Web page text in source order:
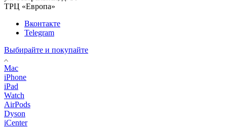
ТРЦ «Европа»
Вконтакте
Telegram
Выбирайте и покупайте
Mac
iPhone
iPad
Watch
AirPods
Dyson
iCenter